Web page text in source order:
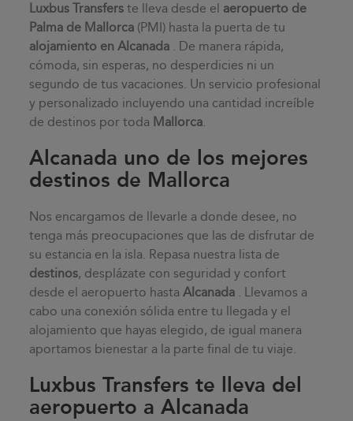
Luxbus Transfers te lleva desde el aeropuerto de
Palma de Mallorca (PMI) hasta la puerta de tu
alojamiento en Alcanada . De manera rápida,
cómoda, sin esperas, no desperdicies ni un
segundo de tus vacaciones. Un servicio profesional
y personalizado incluyendo una cantidad increíble
de destinos por toda Mallorca.
Alcanada uno de los mejores
destinos de Mallorca
Nos encargamos de llevarle a donde desee, no
tenga más preocupaciones que las de disfrutar de
su estancia en la isla. Repasa nuestra lista de
destinos, desplázate con seguridad y confort
desde el aeropuerto hastaAlcanada . Llevamos a
cabo una conexión sólida entre tu llegada y el
alojamiento que hayas elegido, de igual manera
aportamos bienestar a la parte final de tu viaje.
Luxbus Transfers te lleva del
aeropuerto a Alcanada